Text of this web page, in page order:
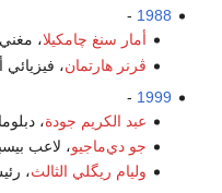
1988
-
أمار سنغ چامكيلا، مغني
ڤرنر هارتمان، فيزيائي
1999
-
عبد الكريم جودة،
جو دي‌ماجيو، لاعب
وليام ريگلي الثالث،